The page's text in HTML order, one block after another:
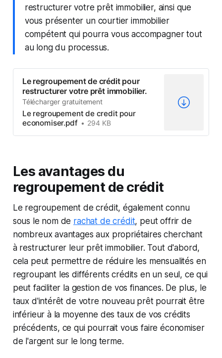
restructurer votre prêt immobilier, ainsi que
vous présenter un courtier immobilier
compétent qui pourra vous accompagner tout
au long du processus.
Le regroupement de crédit pour
restructurer votre prêt immobilier.
Télécharger gratuitement
Le regroupement de credit pour
economiser.pdf
294 KB
Les avantages du
regroupement de crédit
Le regroupement de crédit, également connu
sous le nom de rachat de crédit, peut offrir de
nombreux avantages aux propriétaires cherchant
à restructurer leur prêt immobilier. Tout d'abord,
cela peut permettre de réduire les mensualités en
regroupant les différents crédits en un seul, ce qui
peut faciliter la gestion de vos finances. De plus, le
taux d'intérêt de votre nouveau prêt pourrait être
inférieur à la moyenne des taux de vos crédits
précédents, ce qui pourrait vous faire économiser
de l'argent sur le long terme.